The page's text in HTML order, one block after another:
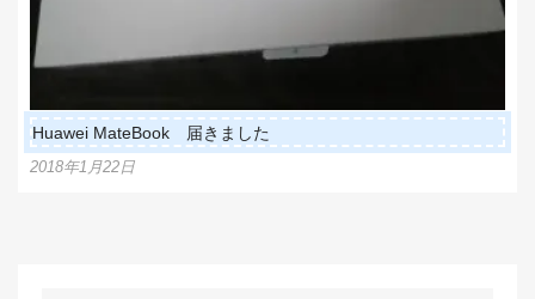
Huawei MateBook 届きました
2018年1月22日